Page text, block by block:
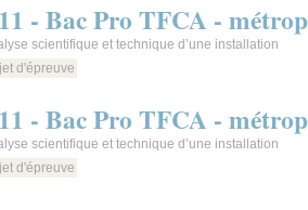
- Bac Pro TFCA -
scientifique et technique d’une installation
d'épreuve
- Bac Pro TFCA -
scientifique et technique d’une installation
d'épreuve